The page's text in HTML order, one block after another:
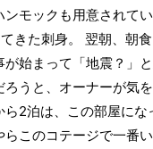
モックも用意されて
きた刺身。 翌朝、朝
始まって「地震？」
うと、オーナーが気
2泊は、この部屋にな
このコテージで一番